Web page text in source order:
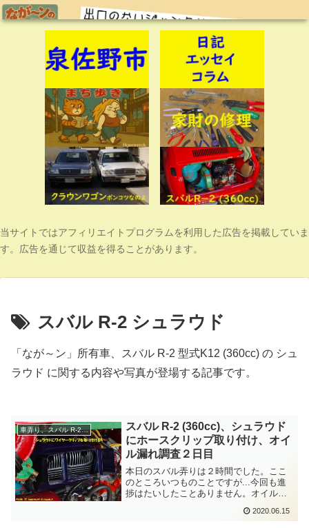
当サイトではアフィリエイトプログラムを利用した広告を掲載していま
す。広告を通じて収益を得ることがあります。
スバル R-2 シュラウド
「なが～ン」所有車、スバル R-2 型式K12 (360cc) の シュ
ラウド に関する内容や写真が登場する記事です。
車弄り、スバル R-2 (360cc)
スバル R-2 (360cc)、シュラウド
にホースクリップ取り付け、オイ
ル漏れ調査２日目
本日のスバル弄りは２時間でした。ここ
のところいつものことですが...今回も進
捗はたいしたことありません。オイル漏
るのん？って貼り付けたキッチンペーパ
2020.06.15